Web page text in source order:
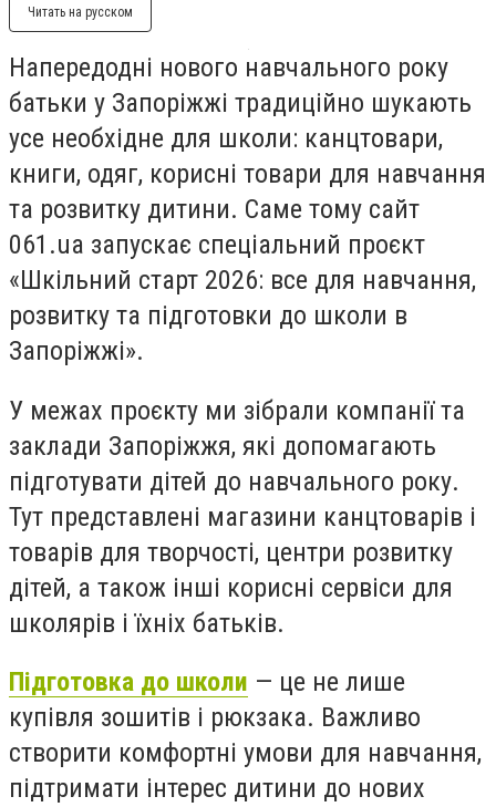
Читать на русском
Напередодні нового навчального року
батьки у Запоріжжі традиційно шукають
усе необхідне для школи: канцтовари,
книги, одяг, корисні товари для навчання
та розвитку дитини. Саме тому сайт
061.ua запускає спеціальний проєкт
«Шкільний старт 2026: все для навчання,
розвитку та підготовки до школи в
Запоріжжі».
У межах проєкту ми зібрали компанії та
заклади Запоріжжя, які допомагають
підготувати дітей до навчального року.
Тут представлені магазини канцтоварів і
товарів для творчості, центри розвитку
дітей, а також інші корисні сервіси для
школярів і їхніх батьків.
Підготовка до школи — це не лише
купівля зошитів і рюкзака. Важливо
створити комфортні умови для навчання,
підтримати інтерес дитини до нових